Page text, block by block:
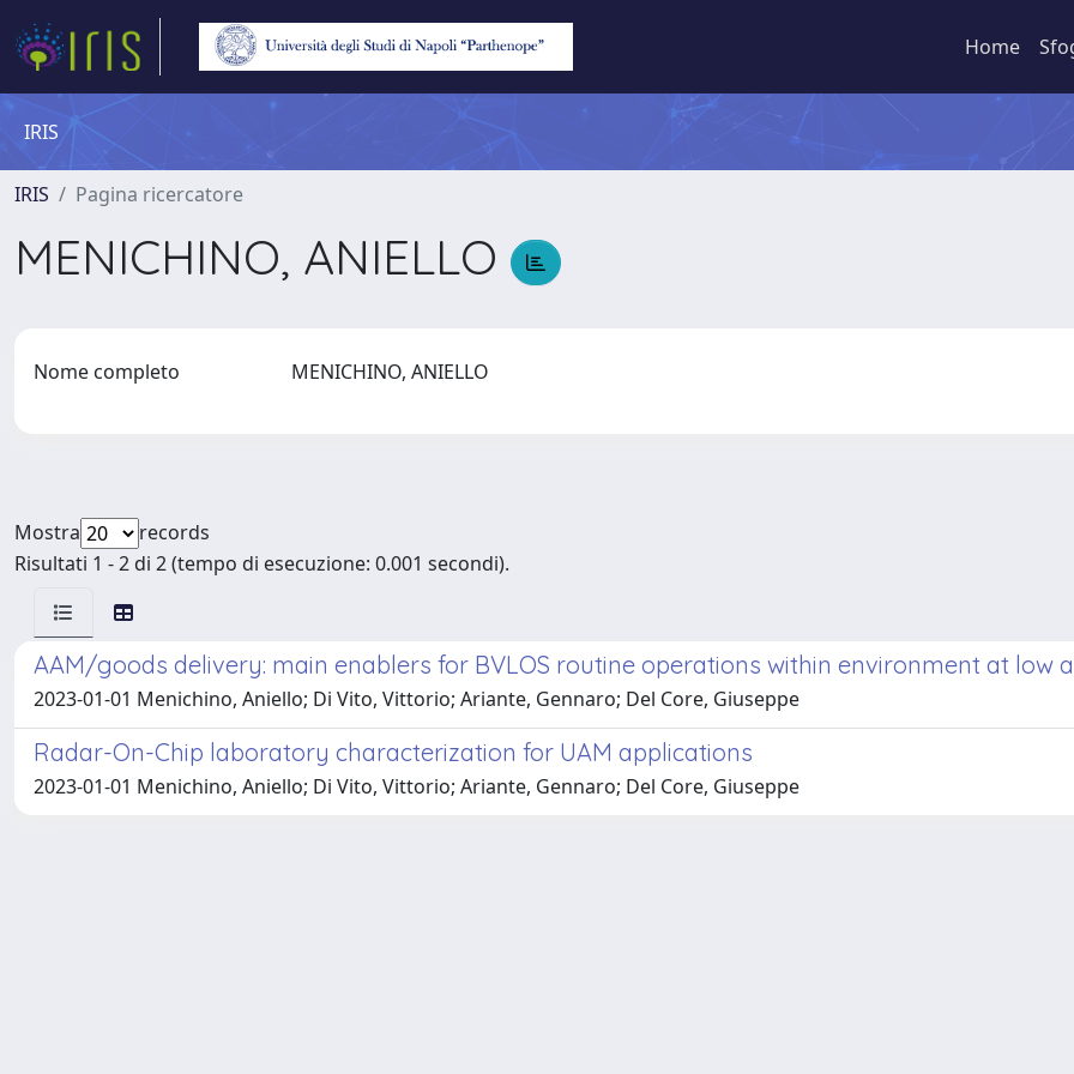
Home
IRIS
IRIS Pagina ricercatore
MENICHINO, ANIELLO
Nome completo MENICHINO, ANIELLO
Mostra
records
Risultati 1 - 2 di 2 (tempo di esecuzione: 0.001 secondi).
AAM/goods delivery: main enablers for BVLOS routine operations within environment at low
2023-01-01 Menichino, Aniello; Di Vito, Vittorio; Ariante, Gennaro; Del Core, Giuseppe
Radar-On-Chip laboratory characterization for UAM applications
2023-01-01 Menichino, Aniello; Di Vito, Vittorio; Ariante, Gennaro; Del Core, Giuseppe